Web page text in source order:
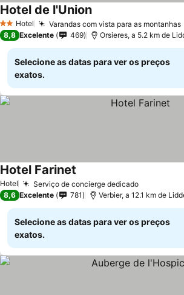
2 Estrelas
Hotel Varandas com vista para as montanhas
Hotel de l'Union
8,8 Excelente 469 Orsieres, a 5.2 km de
Selecione as datas para ver os preços
exatos.
Hotel Serviço de concierge dedicado
Hotel Farinet
8,6 Excelente 781 Verbier, a 12.1 km de
Selecione as datas para ver os preços
exatos.